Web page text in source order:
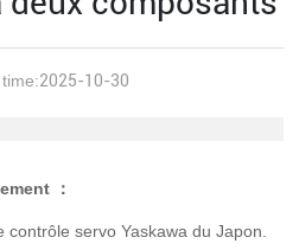
2025-10-30
：
servo Yaskawa du Japon.